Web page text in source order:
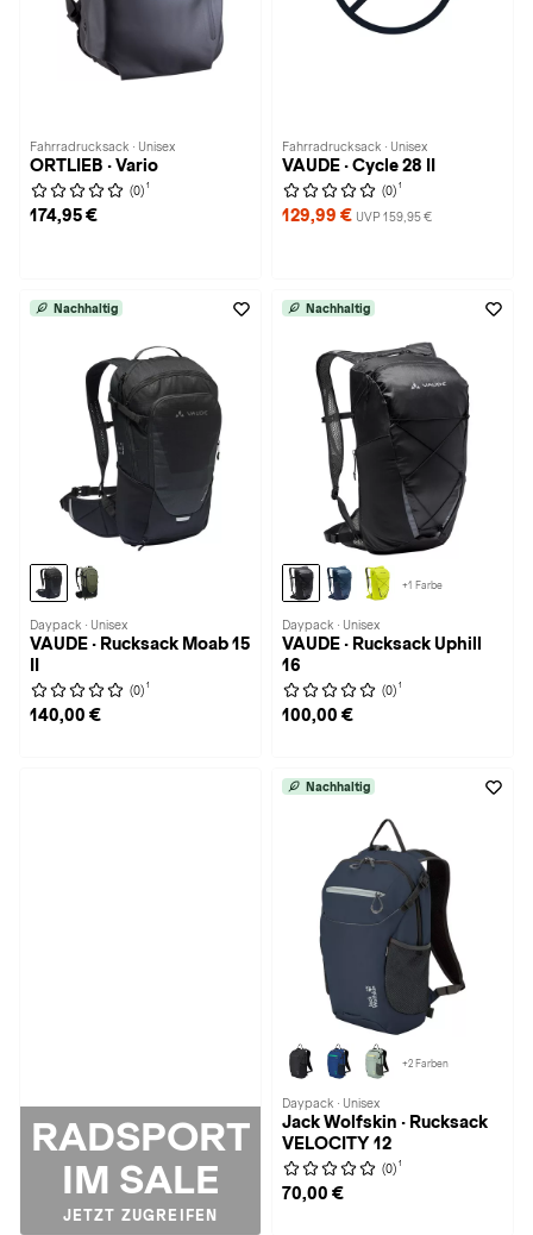
Fahrradrucksack · Unisex
ORTLIEB · Vario
(0) 1
174,95 €
Fahrradrucksack · Unisex
VAUDE · Cycle 28 II
(0) 1
129,99 € UVP 159,95 €
Nachhaltig
Daypack · Unisex
VAUDE · Rucksack Moab 15
(0) 1
140,00 €
Nachhaltig
+1 Farbe
Daypack · Unisex
VAUDE · Rucksack Uphill
16
(0) 1
100,00 €
RADSPORT
IM SALE
JETZT ZUGREIFEN
Nachhaltig
+2 Farben
Daypack · Unisex
Jack Wolfskin · Rucksack
VELOCITY 12
(0) 1
70,00 €